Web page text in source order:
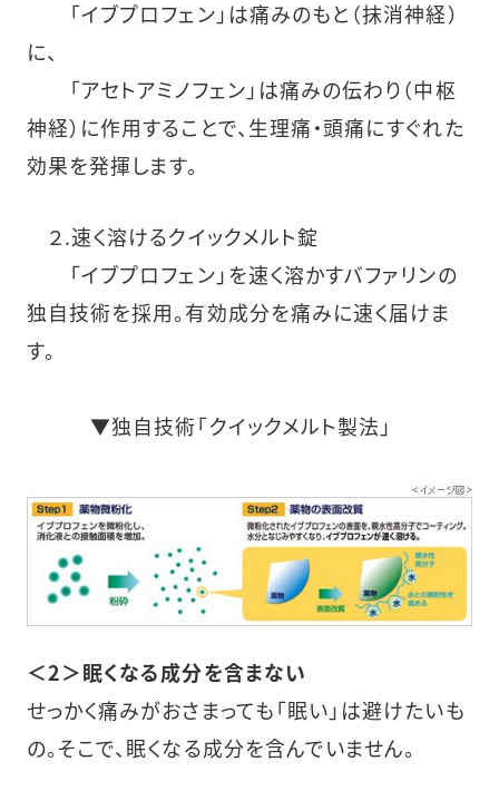
「イブプロフェン」は痛みのもと（抹消神経）
に、
「アセトアミノフェン」は痛みの伝わり（中枢
神経）に作用することで、生理痛・頭痛にすぐれた
効果を発揮します。
２.速く溶けるクイックメルト錠
「イブプロフェン」を速く溶かすバファリンの
独自技術を採用。有効成分を痛みに速く届けま
す。
▼独自技術「クイックメルト製法」
＜2＞眠くなる成分を含まない
せっかく痛みがおさまっても「眠い」は避けたいも
の。そこで、眠くなる成分を含んでいません。